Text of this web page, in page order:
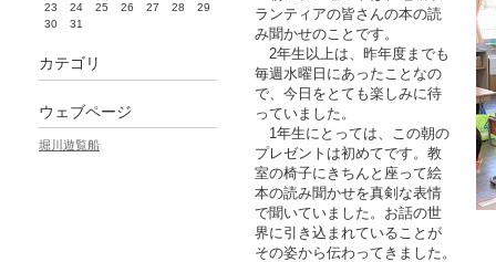
ランティアの皆さんの本の読
み聞かせのことです。
2年生以上は、昨年度までも
毎週水曜日にあったことなの
で、今日をとても楽しみに待
っていました。
1年生にとっては、この朝の
プレゼントは初めてです。教
室の椅子にきちんと座って絵
本の読み聞かせを真剣な表情
で聞いていました。お話の世
界に引き込まれていることが
その姿から伝わってきました。
23
24 25 26 27 28
29
30
31
カテゴリ
ウェブページ
堀川遊覧船